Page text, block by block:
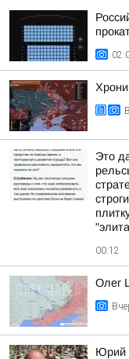
Это
00:12
Олег
Юрий